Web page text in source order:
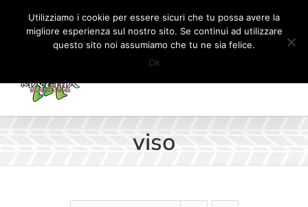
Salta
contenuto
Il mio account CARRELLO
viso
Utilizziamo i cookie per essere sicuri che tu possa avere la
migliore esperienza sul nostro sito. Se continui ad utilizzare
questo sito noi assumiamo che tu ne sia felice.
Ok